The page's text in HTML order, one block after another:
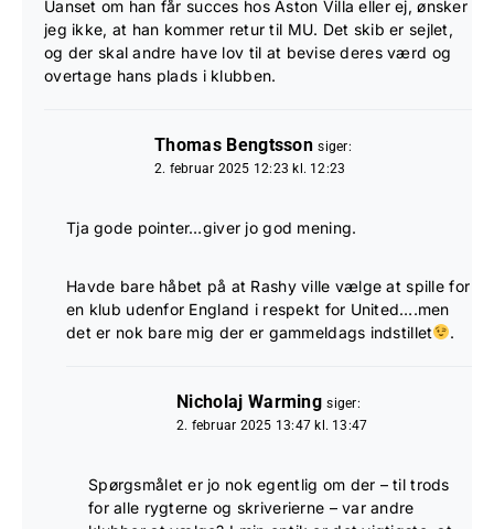
Uanset om han får succes hos Aston Villa eller ej, ønsker
jeg ikke, at han kommer retur til MU. Det skib er sejlet,
og der skal andre have lov til at bevise deres værd og
overtage hans plads i klubben.
Thomas Bengtsson siger:
2. februar 2025 12:23 kl. 12:23
Tja gode pointer…giver jo god mening.
Havde bare håbet på at Rashy ville vælge at spille for
en klub udenfor England i respekt for United….men
det er nok bare mig der er gammeldags indstillet
.
Nicholaj Warming siger:
2. februar 2025 13:47 kl. 13:47
Spørgsmålet er jo nok egentlig om der – til trods
for alle rygterne og skriverierne – var andre